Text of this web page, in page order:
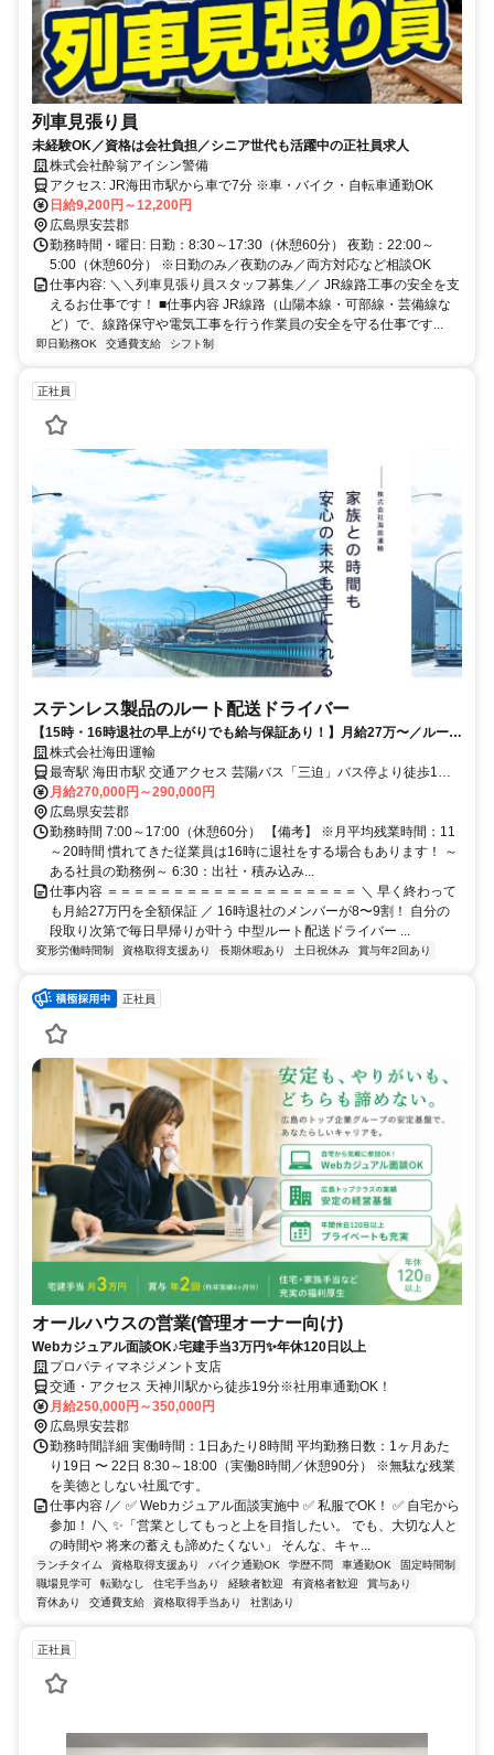
列車見張り員
未経験OK／資格は会社負担／シニア世代も活躍中の正社員求人
株式会社酔翁アイシン警備
アクセス: JR海田市駅から車で7分 ※車・バイク・自転車通勤OK
日給9,200円～12,200円
広島県安芸郡
勤務時間・曜日: 日勤：8:30～17:30（休憩60分） 夜勤：22:00～
5:00（休憩60分） ※日勤のみ／夜勤のみ／両方対応など相談OK
仕事内容: ＼＼列車見張り員スタッフ募集／／ JR線路工事の安全を支
えるお仕事です！ ■仕事内容 JR線路（山陽本線・可部線・芸備線な
ど）で、線路保守や電気工事を行う作業員の安全を守る仕事です...
即日勤務OK 交通費支給 シフト制
正社員
ステンレス製品のルート配送ドライバー
【15時・16時退社の早上がりでも給与保証あり！】月給27万〜／ルート
配送！土日祝休み＆入院費用の会社負担あり
株式会社海田運輸
最寄駅 海田市駅 交通アクセス 芸陽バス「三迫」バス停より徒歩1分
・車通勤OK ・JR「広島駅」や「海田市駅」からバス運行あり
月給270,000円～290,000円
広島県安芸郡
勤務時間 7:00～17:00（休憩60分） 【備考】 ※月平均残業時間：11
～20時間 慣れてきた従業員は16時に退社をする場合もあります！ ～
ある社員の勤務例～ 6:30：出社・積み込み...
仕事内容 ＝＝＝＝＝＝＝＝＝＝＝＝＝＝＝＝＝＝＝ ＼ 早く終わって
も月給27万円を全額保証 ／ 16時退社のメンバーが8〜9割！ 自分の
段取り次第で毎日早帰りが叶う 中型ルート配送ドライバー ...
変形労働時間制 資格取得支援あり 長期休暇あり 土日祝休み 賞与年2回あり
正社員
オールハウスの営業(管理オーナー向け)
Webカジュアル面談OK♪宅建手当3万円✨年休120日以上
プロパティマネジメント支店
交通・アクセス 天神川駅から徒歩19分※社用車通勤OK！
月給250,000円～350,000円
広島県安芸郡
勤務時間詳細 実働時間：1日あたり8時間 平均勤務日数：1ヶ月あた
り19日 〜 22日 8:30～18:00（実働8時間／休憩90分） ※無駄な残業
を美徳としない社風です。
仕事内容 /／ ✅ Webカジュアル面談実施中 ✅ 私服でOK！ ✅ 自宅から
参加！ /＼ ✨「営業としてもっと上を目指したい。 でも、大切な人と
の時間や 将来の蓄えも諦めたくない」 そんな、キャ...
ランチタイム 資格取得支援あり バイク通勤OK 学歴不問 車通勤OK
固定時間制
職場見学可
転勤なし 住宅手当あり 経験者歓迎 有資格者歓迎
賞与あり
育休あり
交通費支給 資格取得手当あり 社割あり
正社員